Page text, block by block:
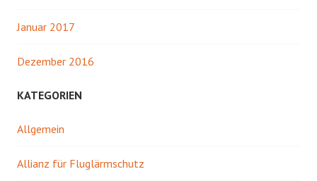
Januar 2017
Dezember 2016
KATEGORIEN
Allgemein
Allianz für Fluglärmschutz